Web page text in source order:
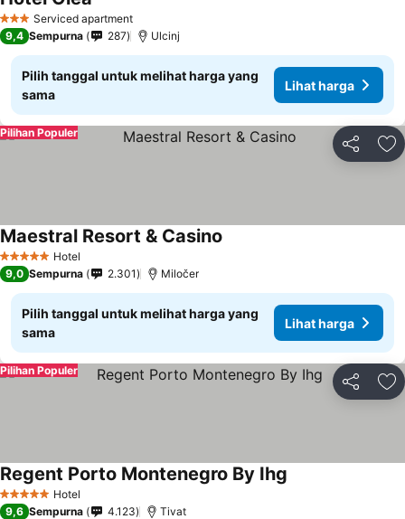
3 BintangServiced apartment
9,4 Sempurna 287 Ulcinj
Pilih tanggal untuk melihat harga yang
sama
Lihat harga
Bagikan
Pilihan Populer
5 Bintang Hotel
Maestral Resort & Casino
9,0 Sempurna 2.301 Miločer
Pilih tanggal untuk melihat harga yang
sama
Lihat harga
Bagikan
Pilihan Populer
5 Bintang Hotel
Regent Porto Montenegro By Ihg
9,6 Sempurna 4.123 Tivat